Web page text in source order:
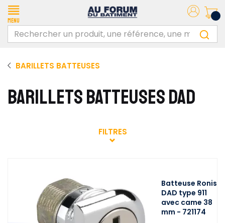
Menu
BARILLETS BATTEUSES
BARILLETS BATTEUSES DAD
FILTRES
Batteuse Ronis
DAD type 911
avec came 38
mm - 721174